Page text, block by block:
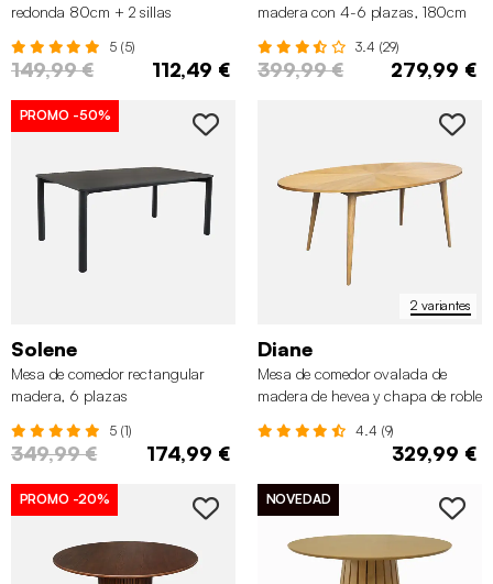
redonda 80cm + 2 sillas
5 (5)
149,99 € 112,49 €
madera con 4-6 plazas, 180cm
3.4 (29)
399,99 € 279,99 €
PROMO -50%
Solene
Mesa de comedor rectangular
madera, 6 plazas
5 (1)
349,99 € 174,99 €
2 variantes
Diane
Mesa de comedor ovalada de
madera de hevea y chapa de roble
4.4 (9)
329,99 €
PROMO -20% NOVEDAD